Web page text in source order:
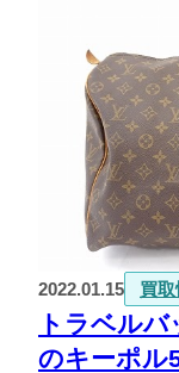
2022.01.15 買
トラベル
のキーポル